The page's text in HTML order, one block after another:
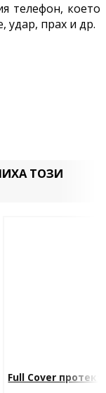
телефон, което
удар, прах и др.
ТОЗИ
Full Cover